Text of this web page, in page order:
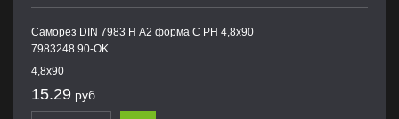
Саморез DIN 7983 H А2 форма С PH 4,8х90
7983248 90-OK
4,8х90
15.29 руб.